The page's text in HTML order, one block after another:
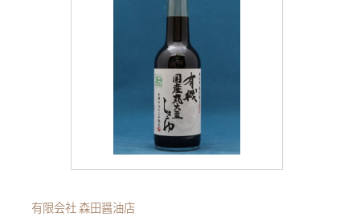
有限会社 森田醤油店